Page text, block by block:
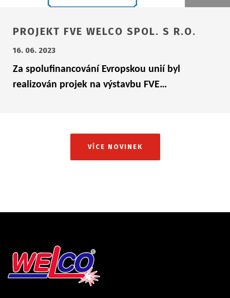
PROJEKT FVE WELCO SPOL. S R.O.
16. 06. 2023
Za spolufinancování Evropskou unií byl
realizován projek na výstavbu FVE…
VÍCE NOVINEK